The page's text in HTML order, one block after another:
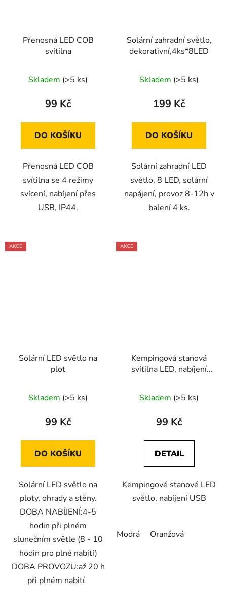
Přenosná LED COB
svítilna
Skladem (>5 ks)
99 Kč
DO KOŠÍKU
Přenosná LED COB
svítilna se 4 režimy
svícení, nabíjení přes
USB, IP44.
Solární zahradní světlo,
dekorativní,4ks*8LED
Skladem (>5 ks)
199 Kč
DO KOŠÍKU
Solární zahradní LED
světlo, 8 LED, solární
napájení, provoz 8-12h v
balení 4 ks.
AKCE
Solární LED světlo na
plot
Skladem (>5 ks)
99 Kč
DO KOŠÍKU
Solární LED světlo na
ploty, ohrady a stěny.
DOBA NABÍJENÍ:4-5
hodin při plném
slunečním světle (8 - 10
hodin pro plné nabití)
DOBA PROVOZU:až 20 h
při plném nabití
AKCE
Kempingová stanová
svítilna LED, nabíjení
Skladem (>5 ks)
99 Kč
DETAIL
Kempingové stanové LED
světlo, nabíjení USB
Modrá Oranžová